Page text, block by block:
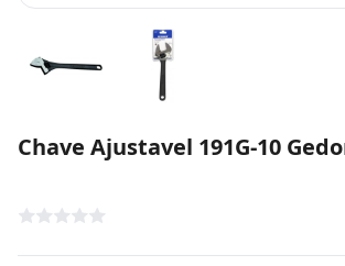
Chave Ajustavel 191G-10